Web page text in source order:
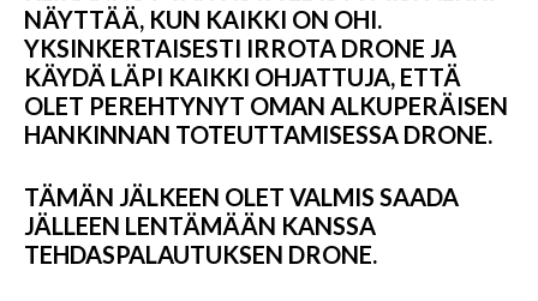
NÄYTTÄÄ, KUN KAIKKI ON OHI.
YKSINKERTAISESTI IRROTA DRONE JA
KÄYDÄ LÄPI KAIKKI OHJATTUJA, ETTÄ
OLET PEREHTYNYT OMAN ALKUPERÄISEN
HANKINNAN TOTEUTTAMISESSA DRONE.
TÄMÄN JÄLKEEN OLET VALMIS SAADA
JÄLLEEN LENTÄMÄÄN KANSSA
TEHDASPALAUTUKSEN DRONE.